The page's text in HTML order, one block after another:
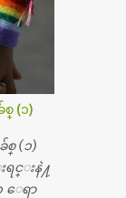
႔ေနေ
းခြဲစိ
၊ေဆး
စတဲ့စရိ
ရိတ္ သိ
ခ်င္းျ
ရွင္း
အမ္အာ
ကည့္ေ
(၁)
(၁)
ရင္းနဲ႔
ေရာ